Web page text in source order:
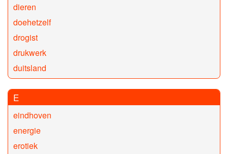
dieren
doehetzelf
drogist
drukwerk
duitsland
E
eindhoven
energie
erotiek